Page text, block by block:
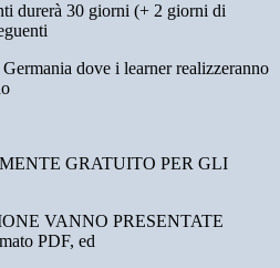
durerà 30 giorni (+ 2 giorni di
dove i learner realizzeranno
GRATUITO PER GLI
VANNO PRESENTATE
PDF, ed